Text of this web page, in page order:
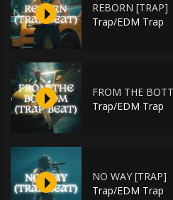
REBORN [TRAP]
Trap/EDM Trap
FROM THE
Trap/EDM Trap
NO WAY [TRAP]
Trap/EDM Trap